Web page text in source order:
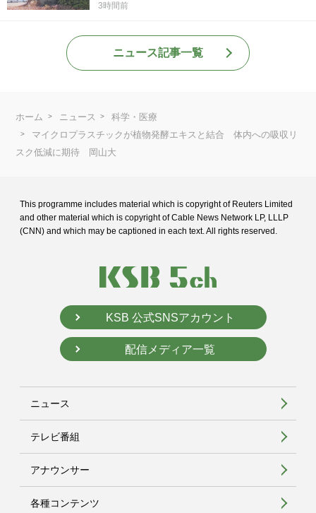
3時間前
ニュース記事一覧
ホーム ニュース
科学・医療
マイクロプラスチックが植物発酵エキスと結合 体内への吸収リ
スク低減に期待 岡山大
This programme includes material which is copyright of Reuters Limited
and other material which is copyright of Cable News Network LP, LLLP
(CNN) and which may be captioned in each text. All rights reserved.
KSB 公式SNSアカウント
配信メディア一覧
ニュース
テレビ番組
アナウンサー
各種コンテンツ